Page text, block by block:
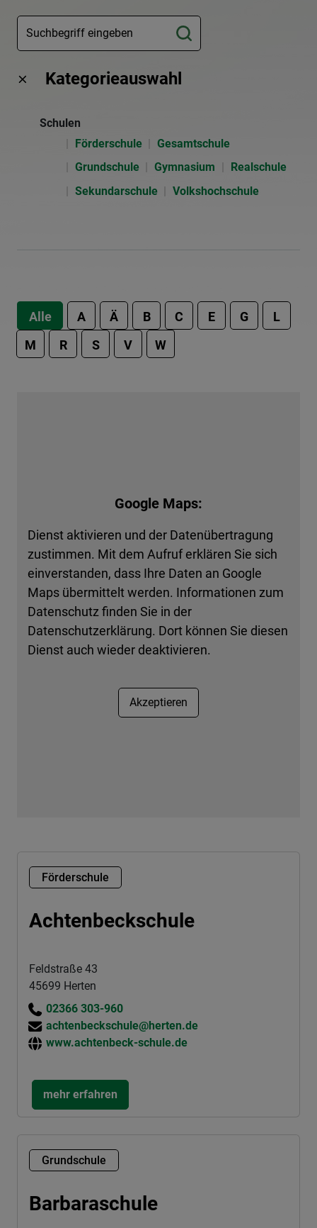
Kategorieauswahl
Schulen
Förderschule
Gesamtschule
Grundschule
Gymnasium
Realschule
Sekundarschule
Volkshochschule
Alle A Ä B C E G
L
M
R S V W
Google Maps:
Dienst aktivieren und der Datenübertragung
zustimmen. Mit dem Aufruf erklären Sie sich
einverstanden, dass Ihre Daten an Google
Maps übermittelt werden. Informationen zum
Datenschutz finden Sie in der
Datenschutzerklärung. Dort können Sie diesen
Dienst auch wieder deaktivieren.
Akzeptieren
Förderschule
Achtenbeckschule
Feldstraße 43
45699 Herten
02366 303-960
achtenbeckschule@herten.de
www.achtenbeck-schule.de
mehr erfahren
Grundschule
Barbaraschule